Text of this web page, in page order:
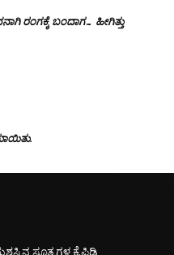
ರಂಗಕ್ಕೆ ಬಂದಾಗ… ಹೀಗಿತ್ತು
ಸೂತ್ರಗಳ ಕೈಪಿಡಿ